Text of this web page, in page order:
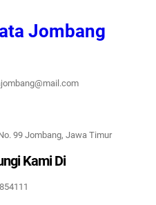
Jombang
99 Jombang, Jawa Timur
Kami Di